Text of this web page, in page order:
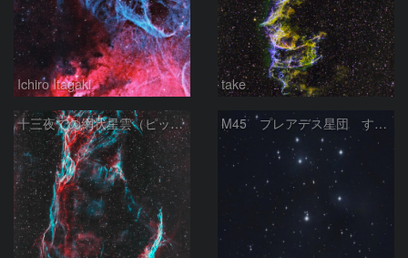
Ichiro Itagaki take
十三夜での網状星雲（ピッカリングの三角） M45 プレアデス星団 すばる